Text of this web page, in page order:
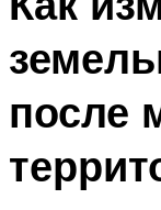
после